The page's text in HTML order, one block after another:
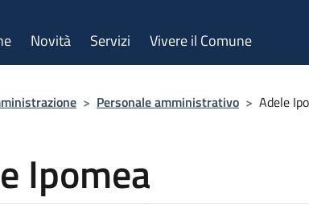
Novità Servizi Vivere il Comune
> Personale amministrativo > Adele
Ipomea